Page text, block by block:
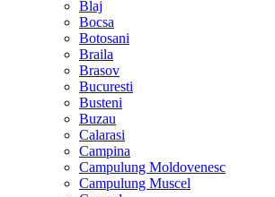
Blaj
Bocsa
Botosani
Braila
Brasov
Bucuresti
Busteni
Buzau
Calarasi
Campina
Campulung Moldovenesc
Campulung Muscel